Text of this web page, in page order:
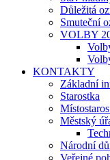
Důležitá
Smuteční
VOLBY
KONTAKTY
Základní
Starostka
Městský
Národní
Veřejné